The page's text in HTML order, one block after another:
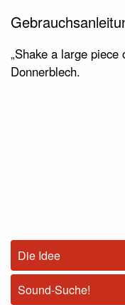
„Shake a large piece
Donnerblech.
Die Idee
Sound-Suche!